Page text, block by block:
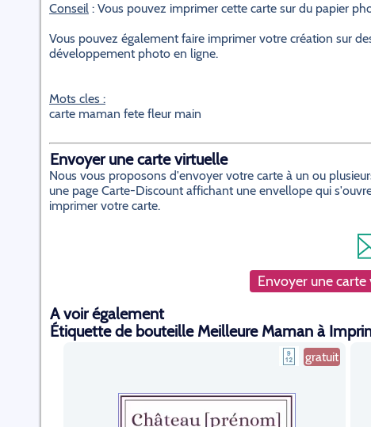
Conseil : Vous pouvez imprimer cette carte sur du papier
Vous pouvez également faire imprimer votre création sur
développement photo en ligne.
Mots cles :
carte maman fete fleur main
Envoyer une carte virtuelle
Nous vous proposons d'envoyer votre carte à un ou
une page Carte-Discount affichant une envellope qui
imprimer votre carte.
Envoyer une
A voir également
Étiquette de bouteille Meilleure Maman à
gratuit